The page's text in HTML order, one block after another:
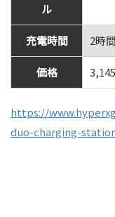
ル
充電時間 2時間
価格
https://
duo-charging-